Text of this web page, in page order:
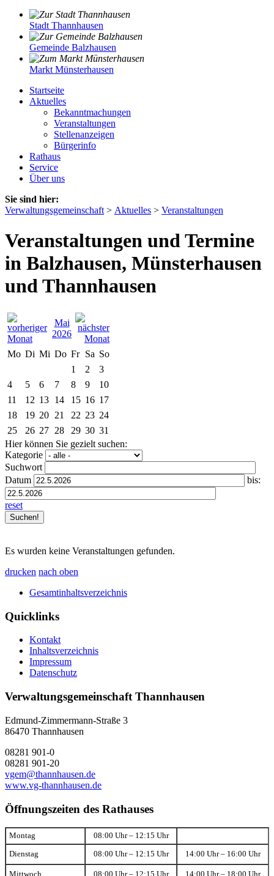
Stadt Thannhausen
Gemeinde Balzhausen
Markt Münsterhausen
Startseite
Aktuelles
Bekanntmachungen
Veranstaltungen
Stellenanzeigen
Bürgerinfo
Rathaus
Service
Über uns
Sie sind hier:
Verwaltungsgemeinschaft > Aktuelles > Veranstaltungen
Veranstaltungen und Termine
in Balzhausen, Münsterhausen
und Thannhausen
Mai
2026
Mo Di Mi Do Fr Sa So
1
2
3
4
5 6 7 8 9
10
11
12 13 14 15 16 17
18
19 20 21 22 23 24
25
26 27 28 29 30 31
Hier können Sie gezielt suchen:
Kategorie
Suchwort
Datum
bis:
reset
Es wurden keine Veranstaltungen gefunden.
drucken nach oben
Gesamtinhaltsverzeichnis
Quicklinks
Kontakt
Inhaltsverzeichnis
Impressum
Datenschutz
Verwaltungsgemeinschaft Thannhausen
Edmund-Zimmermann-Straße 3
86470 Thannhausen
08281 901-0
08281 901-20
vgem@thannhausen.de
www.vg-thannhausen.de
Öffnungszeiten des Rathauses
Montag 08:00 Uhr – 12:15 Uhr
Dienstag 08:00 Uhr – 12:15 Uhr 14:00 Uhr – 16:00 Uhr